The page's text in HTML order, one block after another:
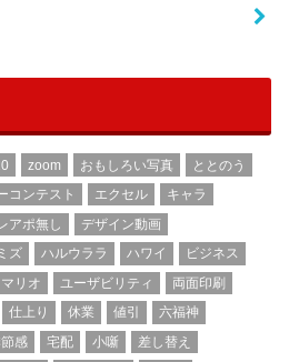
zoom おもしろい写真
ととのう
コンテスト エクセル
キャラ
アポ無し
デザイン動画
ズ ハルウララ ハワイ
ビジネス
マリオ ユーザビリティ
両面印刷
仕上り 休業 値引
六福神
感 宅配 小噺
差し替え